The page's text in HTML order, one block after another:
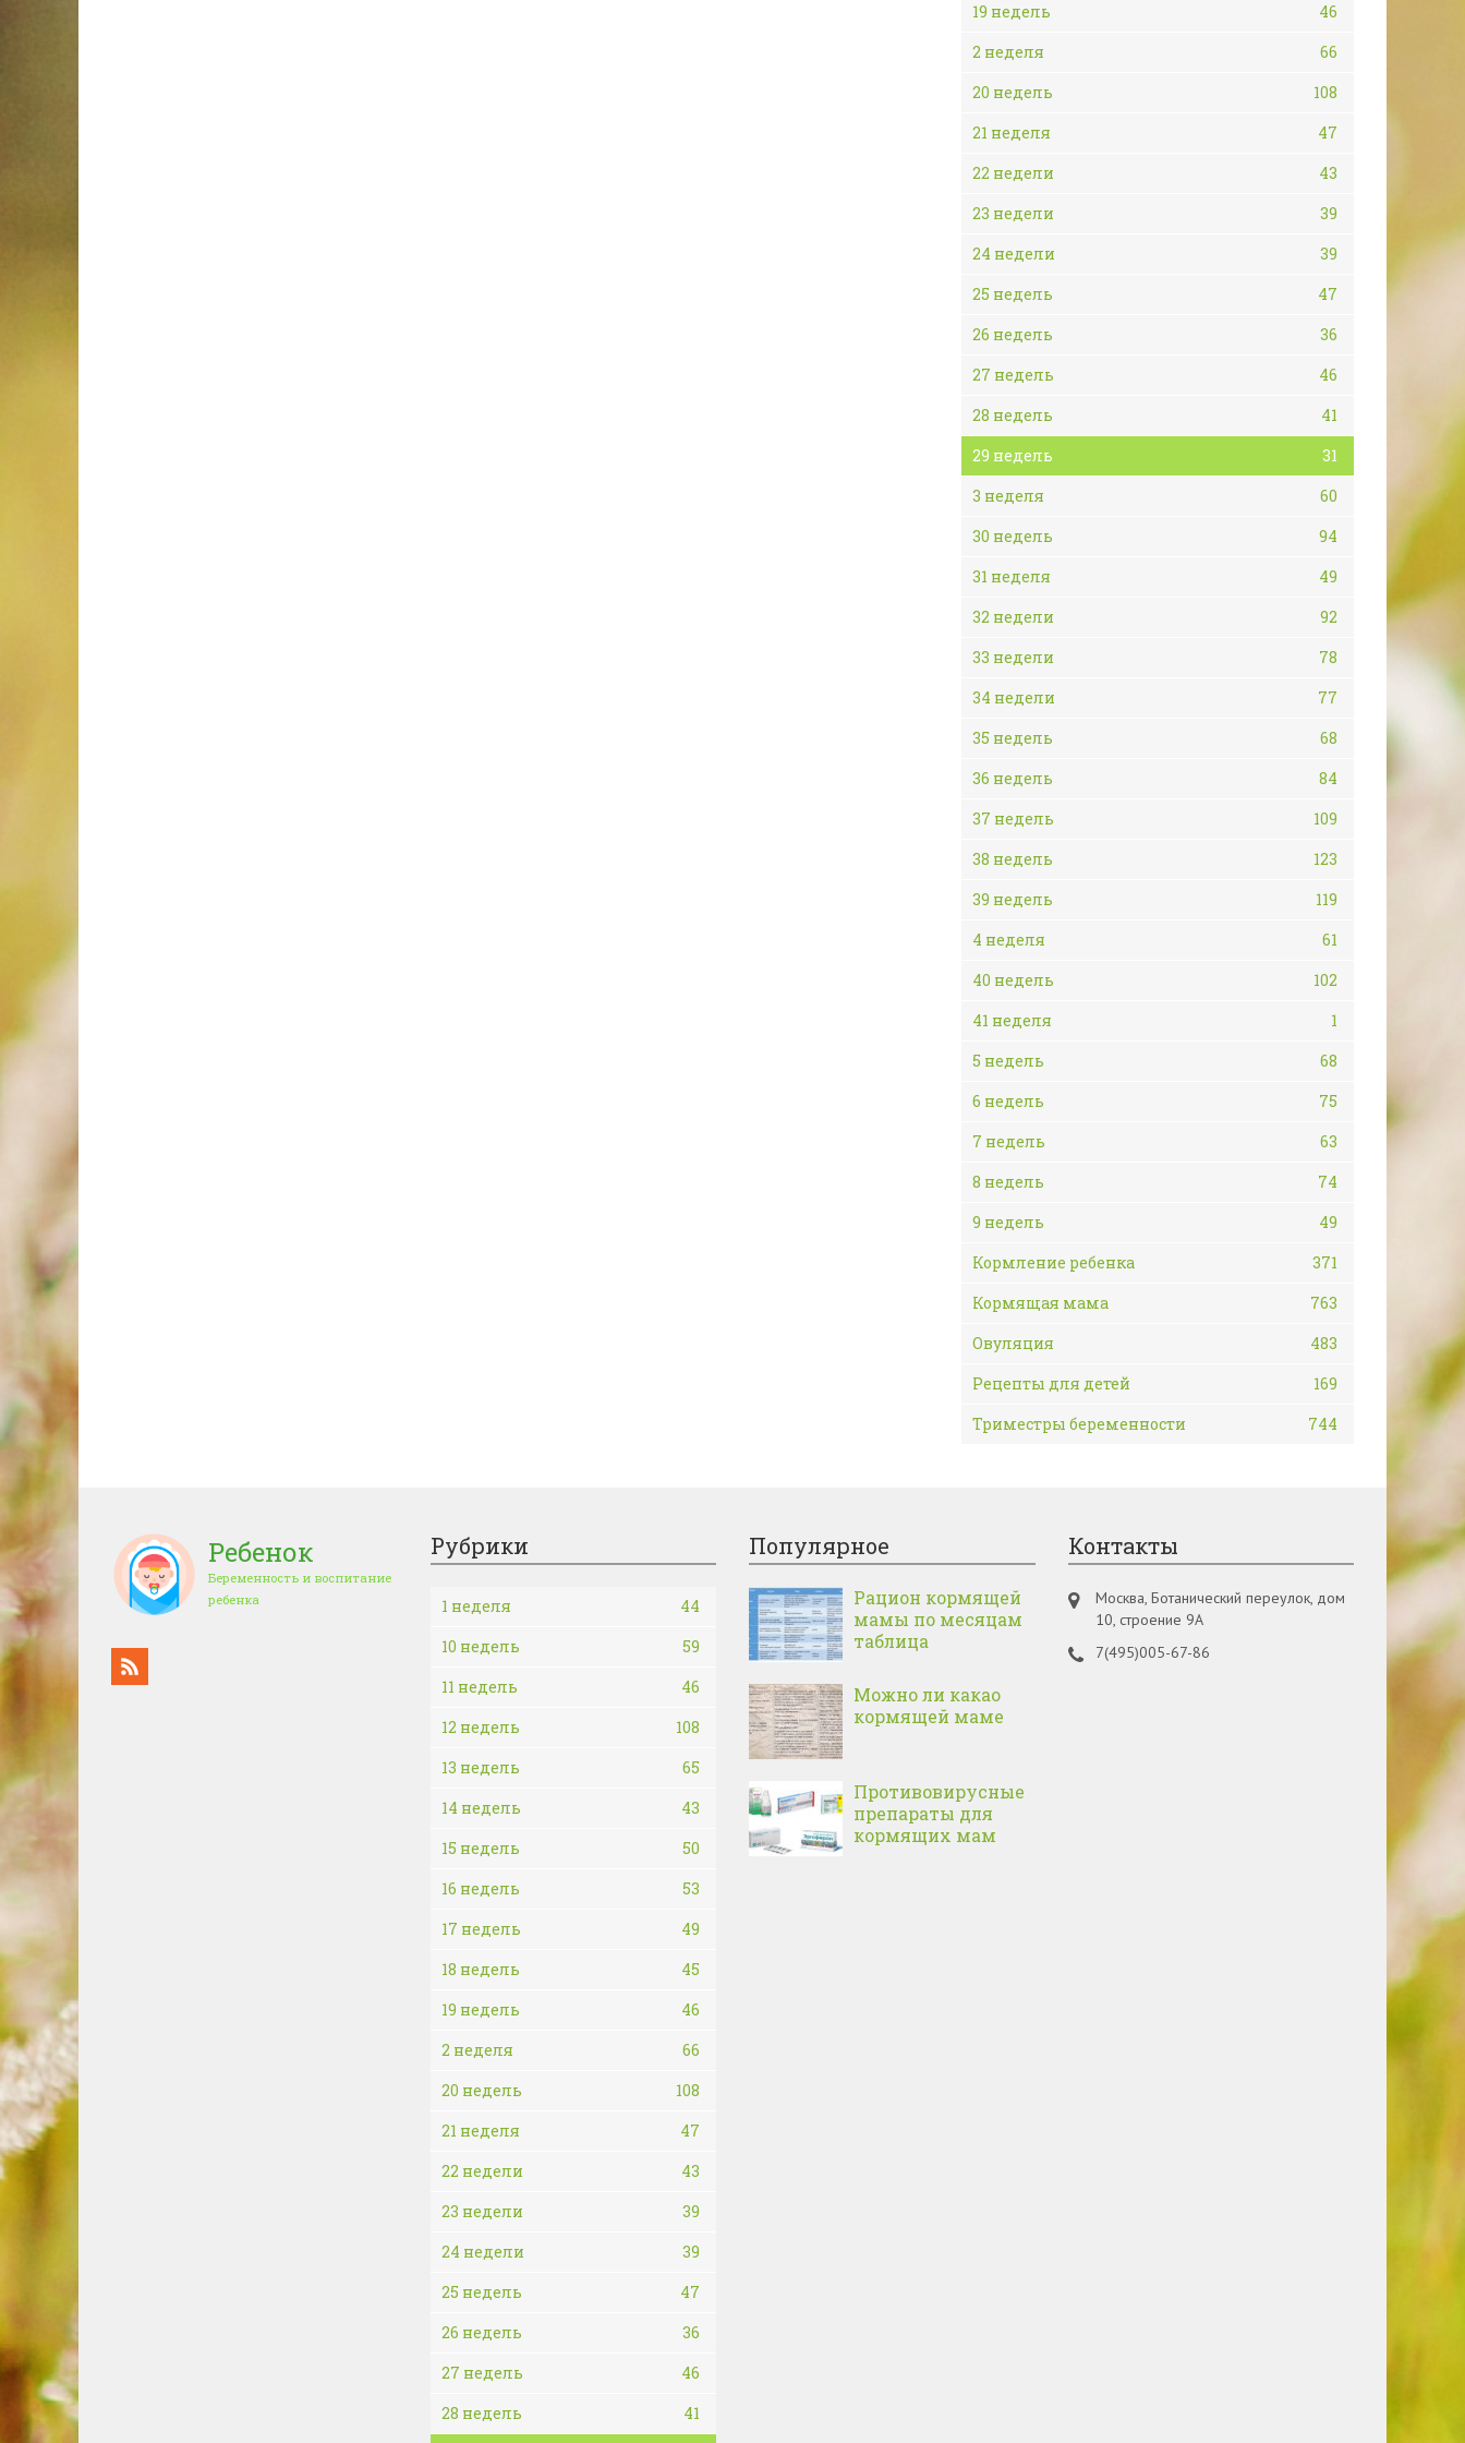
19 недель
46
2 неделя
66
20 недель
108
21 неделя
47
22 недели
43
23 недели
39
24 недели
39
25 недель
47
26 недель
36
27 недель
46
28 недель
41
29 недель
31
3 неделя
60
30 недель
94
31 неделя
49
32 недели
92
33 недели
78
34 недели
77
35 недель
68
36 недель
84
37 недель
109
38 недель
123
39 недель
119
4 неделя
61
40 недель
102
41 неделя
1
5 недель
68
6 недель
75
7 недель
63
8 недель
74
9 недель
49
Кормление ребенка
371
Кормящая мама
763
Овуляция
483
Рецепты для детей
169
Триместры беременности
744
Ребенок
Беременность и воспитание
ребенка
Рубрики
1 неделя
44
10 недель
59
11 недель
46
12 недель
108
13 недель
65
14 недель
43
15 недель
50
16 недель
53
17 недель
49
18 недель
45
19 недель
46
2 неделя
66
20 недель
108
21 неделя
47
22 недели
43
23 недели
39
24 недели
39
25 недель
47
26 недель
36
27 недель
46
28 недель
41
Популярное
Рацион кормящей
мамы по месяцам
таблица
Можно ли какао
кормящей маме
Противовирусные
препараты для
кормящих мам
Контакты
Москва, Ботанический переулок, дом
10, строение 9А
7(495)005-67-86